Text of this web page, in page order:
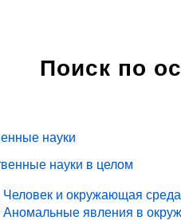
Поиск по
науки
науки в целом
Человек и окружающая
Аномальные явления в